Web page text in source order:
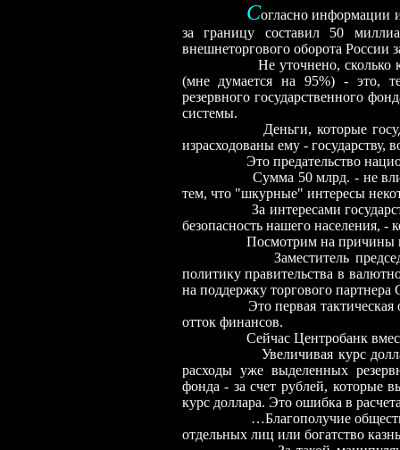
Согласно информации
за границу составил 50
внешнеторгового оборота России
Не уточнено, сколько
(мне думается на 95%) - это,
резервного государственного
системы.
Деньги, которые
израсходованы ему - государству,
Это предательство
Сумма 50 млрд. - не
тем, что "шкурные" интересы
За интересами государства
безопасность нашего населения, -
Посмотрим на причины
Заместитель
политику правительства в
на поддержку торгового
Это первая тактическая
отток финансов.
Сейчас Центробанк вместе с
Увеличивая курс
расходы уже выделенных
фонда - за счет рублей, которые
курс доллара. Это ошибка в
…Благополучие общества в
отдельных лиц или богатство